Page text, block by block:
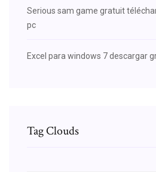
Serious sam game gratuit
pc
Excel para windows 7 descargar
Tag Clouds